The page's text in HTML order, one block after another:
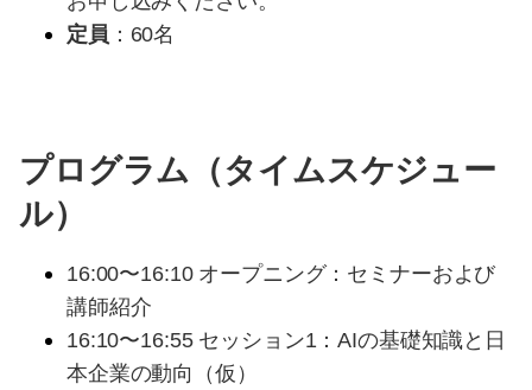
定員 ：60名
プログラム（タイムスケジュー
ル）
16:00〜16:10 オープニング：セミナーおよび
講師紹介
16:10〜16:55 セッション1：AIの基礎知識と日
本企業の動向（仮）